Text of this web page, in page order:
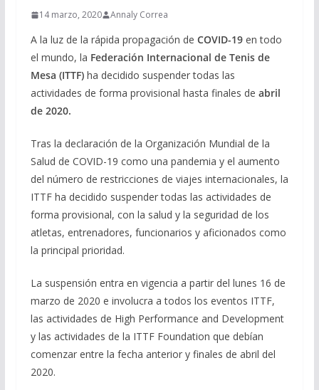
14 marzo, 2020 Annaly Correa
A la luz de la rápida propagación de COVID-19en todo
el mundo, la Federación Internacional de Tenis de
Mesa (ITTF)ha decidido suspender todas las
actividades de forma provisional hasta finales de abril
de 2020.
Tras la declaración de la Organización Mundial de la
Salud de COVID-19 como una pandemia y el aumento
del número de restricciones de viajes internacionales, la
ITTF ha decidido suspender todas las actividades de
forma provisional, con la salud y la seguridad de los
atletas, entrenadores, funcionarios y aficionados como
la principal prioridad.
La suspensión entra en vigencia a partir del lunes 16 de
marzo de 2020 e involucra a todos los eventos ITTF,
las actividades de High Performance and Development
y las actividades de la ITTF Foundation que debían
comenzar entre la fecha anterior y finales de abril del
2020.